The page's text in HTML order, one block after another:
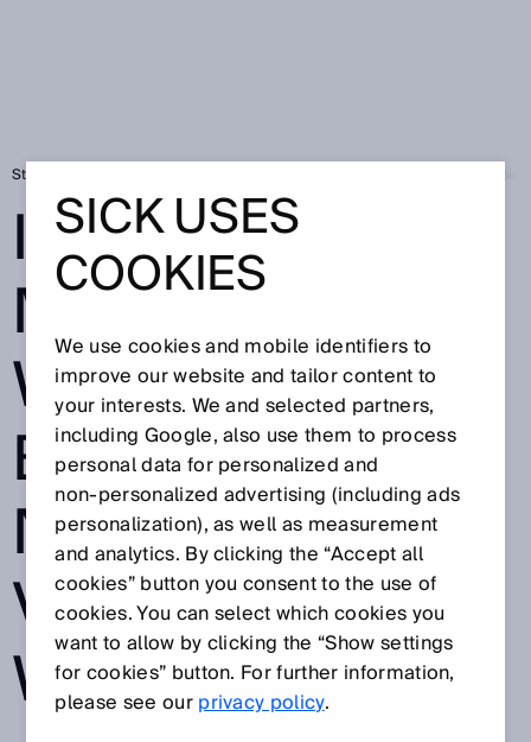
Startpagina
INDUSTRIAL
METAVERSE:
WELKE KANSEN
BIEDT DE
NIEUWE
VIRTUELE
WERELD ONS
SICK USES
COOKIES
We use cookies and mobile identifiers to
improve our website and tailor content to
your interests. We and selected partners,
including Google, also use them to process
personal data for personalized and
non‑personalized advertising (including ads
personalization), as well as measurement
and analytics. By clicking the “Accept all
cookies” button you consent to the use of
cookies. You can select which cookies you
want to allow by clicking the “Show settings
for cookies” button. For further information,
please see ourprivacy policy.